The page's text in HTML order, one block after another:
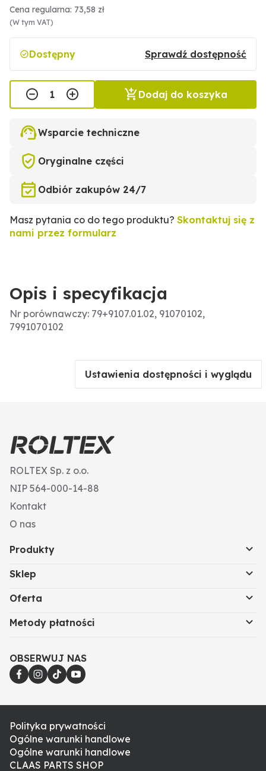
Cena regularna: 73,58 zł
(W tym VAT)
Dostępny Sprawdź dostępność
Dodaj do koszyka
Wsparcie techniczne
Oryginalne części
Odbiór zakupów 24/7
Masz pytania co do tego produktu? Skontaktuj się z
nami przez formularz
Opis i specyfikacja
Nr porównawczy: 79+9107.01.02, 91070102,
7991070102
Ustawienia dostępności i wyglądu
ROLTEX Sp. z o.o.
NIP 564-000-14-88
Kontakt
O nas
Produkty
Sklep
Oferta
Metody płatności
OBSERWUJ NAS
Polityka prywatności
Ogólne warunki handlowe
Ogólne warunki handlowe
CLAAS PARTS SHOP